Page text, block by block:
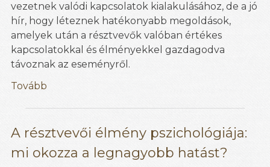
vezetnek valódi kapcsolatok kialakulásához, de a jó
hír, hogy léteznek hatékonyabb megoldások,
amelyek után a résztvevők valóban értékes
kapcsolatokkal és élményekkel gazdagodva
távoznak az eseményről.
Tovább
A résztvevői élmény pszichológiája:
mi okozza a legnagyobb hatást?